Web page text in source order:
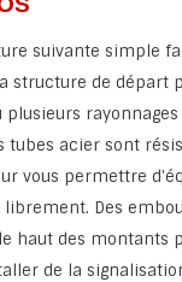
suivante simple
structure de départ
rayonnages
tubes acier sont
vous permettre
librement. Des
haut des montants
de la